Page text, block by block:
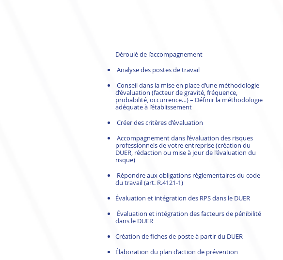
Déroulé de l’accompagnement
Analyse des postes de travail
Conseil dans la mise en place d’une méthodologie
d’évaluation (facteur de gravité, fréquence,
probabilité, occurrence…) – Définir la méthodologie
adéquate à l’établissement
Créer des critères d’évaluation
Accompagnement dans l’évaluation des risques
professionnels de votre entreprise (création du
DUER, rédaction ou mise à jour de l’évaluation du
risque)
Répondre aux obligations règlementaires du code
du travail (art. R.4121-1)
Évaluation et intégration des RPS dans le DUER
Évaluation et intégration des facteurs de pénibilité
dans le DUER
Création de fiches de poste à partir du DUER
Élaboration du plan d’action de prévention